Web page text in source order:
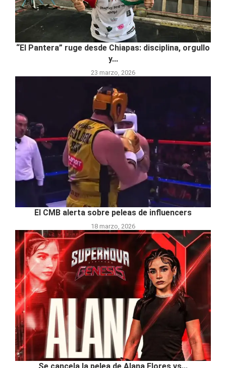
“El Pantera” ruge desde Chiapas: disciplina, orgullo
y...
23 marzo, 2026
El CMB alerta sobre peleas de influencers
18 marzo, 2026